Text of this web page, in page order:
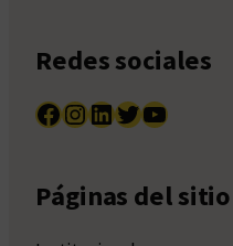
Redes sociales
Facebook InstagramLinkedIn Twitter YouTube
Páginas del sitio